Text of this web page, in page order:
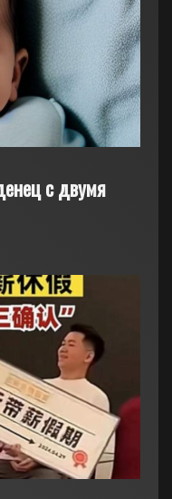
с двумя